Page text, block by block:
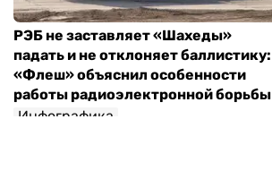
РЭБ не заставляет «Шахеды»
падать и не отклоняет баллистику:
«Флеш» объяснил особенности
работы радиоэлектронной борьбы
Инфографика